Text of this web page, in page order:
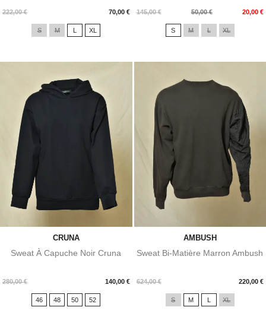
222,00 € 70,00 €
Prix
S M L XL
145,00 €
Prix
50,00 € 20,00 €
Prix
S M L XL
CRUNA
Sweat À Capuche Noir Cruna
280,00 € 140,00 €
Prix
46 48 50 52
AMBUSH
Sweat Bi-Matière Marron Ambush
624,00 € 220,00 €
Prix
S M L XL